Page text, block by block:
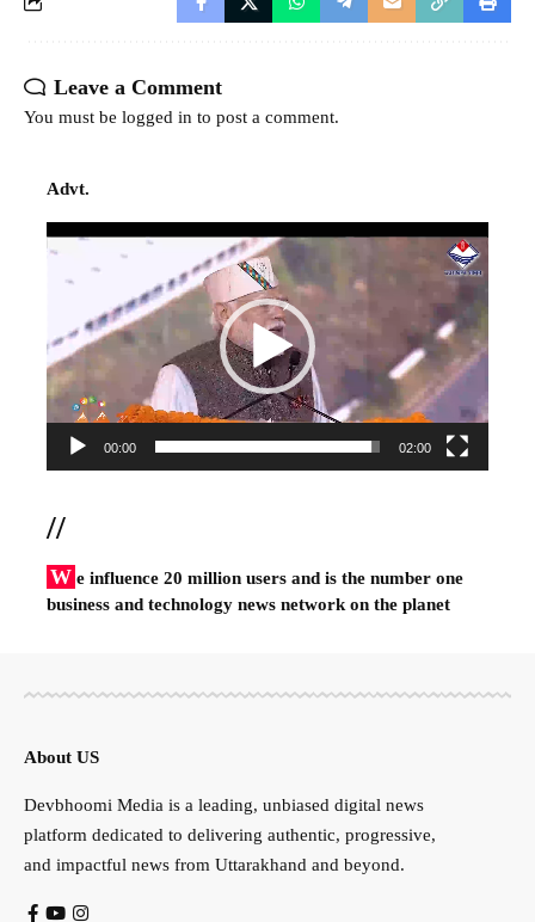
Leave a Comment
You must be logged in to post a comment.
Advt.
Video
00:00 02:00
//
W e influence 20 million users and is the number one
business and technology news network on the planet
About US
Devbhoomi Media is a leading, unbiased digital news
platform dedicated to delivering authentic, progressive,
and impactful news from Uttarakhand and beyond.